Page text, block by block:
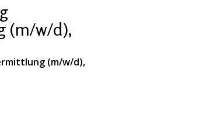
(m/w/d),
(m/w/d),